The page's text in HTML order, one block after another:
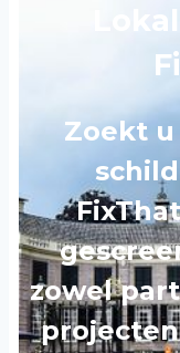
Zoekt
zowel